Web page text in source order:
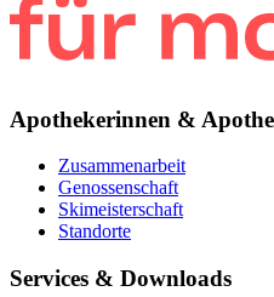
Apothekerinnen &
Zusammenarbeit
Genossenschaft
Skimeisterschaft
Standorte
Services & Downloads